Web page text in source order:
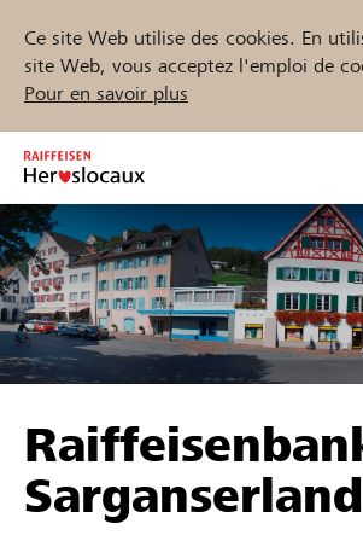
Ce site Web utilise des cookies. En
site Web, vous acceptez l'emploi de
Pour en savoir plus
Inhalt
springen
Parrainer
Soutien & assistance
Trouvez des projets et des
Démarrez
Sarganserland